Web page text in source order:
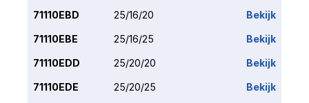
71110EBD 25/16/20 Bekijk
71110EBE 25/16/25 Bekijk
71110EDD 25/20/20 Bekijk
71110EDE 25/20/25 Bekijk